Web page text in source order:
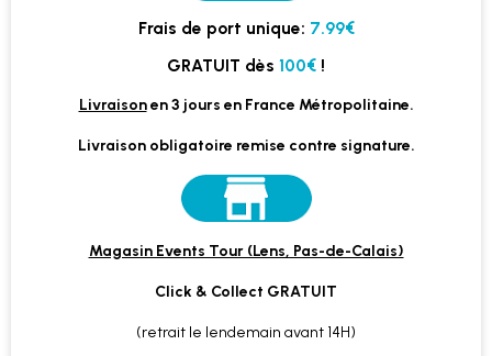
Frais de port unique: 7.99€
GRATUIT dès 100€ !
Livraisonen 3 jours en France Métropolitaine.
Livraison obligatoire remise contre signature.
Magasin Events Tour (Lens, Pas-de-Calais)
Click & Collect GRATUIT
(retrait le lendemain avant 14H)